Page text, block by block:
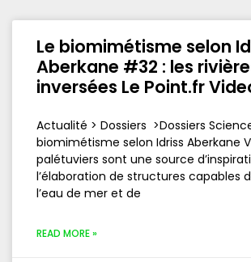
Le biomimétisme selon
Aberkane #32 : les
inversées Le Point.fr
Actualité > Dossiers >Dossiers
biomimétisme selon Idriss Aberkane
palétuviers sont une source
l’élaboration de structures capables
l’eau de mer et de
READ MORE »